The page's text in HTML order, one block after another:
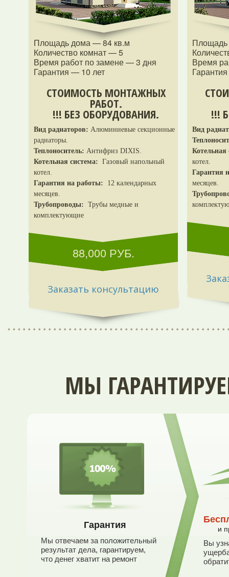
Площадь дома — 84 кв.м
Количество комнат — 5
Время работ по замене — 3 дня
Гарантия — 10 лет
СТОИМОСТЬ МОНТАЖНЫХ
РАБОТ.
!!! БЕЗ ОБОРУДОВАНИЯ.
Вид радиаторов: Алюминиевые секционные
радиаторы.
Теплоноситель: Антифриз DIXIS.
Котельная система: Газовый напольный
котел.
Гарантия на работы: 12 календарных
месяцев.
Трубопроводы: Трубы медные и
комплектующие
88,000 РУБ.
Заказать консультацию
Время
!!!
Вид
Котельная
котел.
Гарантия
месяцев.
МЫ
Гарантия
Мы отвечаем за положительный
результат дела, гарантируем,
что денег хватит на ремонт
и
Вы